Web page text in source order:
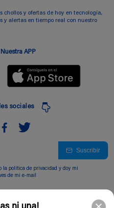
chollos y ofertas de hoy en tecnología,
y alertas en tiempo real con nuestro
APP
sociales
Suscribir
la politica de privacidad y doy mi
de mi e-mail